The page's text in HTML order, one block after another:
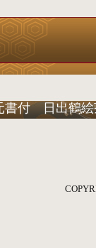
書付 日出鶴絵